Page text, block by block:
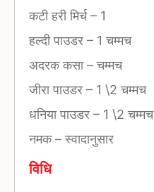
कटी हरी मिर्च– 1
हल्दी पाउडर – 1 चम्मच
अदरक कसा–चम्मच
जीरा पाउडर – 1 \2 चम्मच
धनिया पाउडर – 1 \2 चम्मच
नमक–स्वादानुसार
विधि